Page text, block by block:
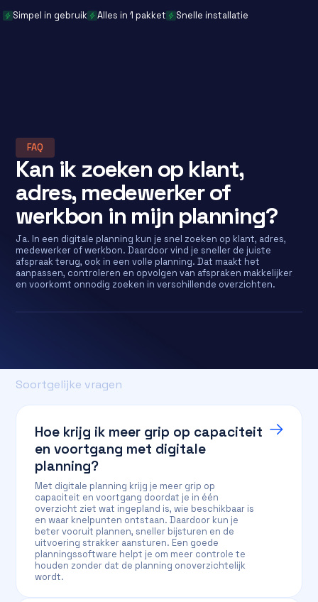
Simpel in gebruik Alles in 1 pakket Snelle installatie
FAQ
Kan ik zoeken op klant,
adres, medewerker of
werkbon in mijn planning?
Ja. In een digitale planning kun je snel zoeken op klant, adres,
medewerker of werkbon. Daardoor vind je sneller de juiste
afspraak terug, ook in een volle planning. Dat maakt het
aanpassen, controleren en opvolgen van afspraken makkelijker
en voorkomt onnodig zoeken in verschillende overzichten.
Soortgelijke vragen
Hoe krijg ik meer grip op capaciteit
en voortgang met digitale
planning?
Met digitale planning krijg je meer grip op
capaciteit en voortgang doordat je in één
overzicht ziet wat ingepland is, wie beschikbaar is
en waar knelpunten ontstaan. Daardoor kun je
beter vooruit plannen, sneller bijsturen en de
uitvoering strakker aansturen. Een goede
planningssoftware helpt je om meer controle te
houden zonder dat de planning onoverzichtelijk
wordt.